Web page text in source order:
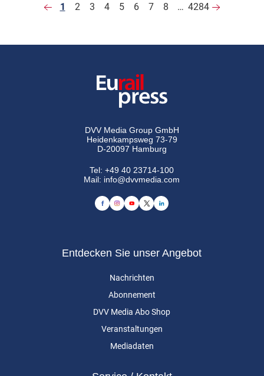
1 2 3 4 5 6 7 8 … 4284
DVV Media Group GmbH
Heidenkampsweg 73-79
D-20097 Hamburg
Tel:+49 40 23714-100
Mail: info@dvvmedia.com
Entdecken Sie unser Angebot
Nachrichten
Abonnement
DVV Media Abo Shop
Veranstaltungen
Mediadaten